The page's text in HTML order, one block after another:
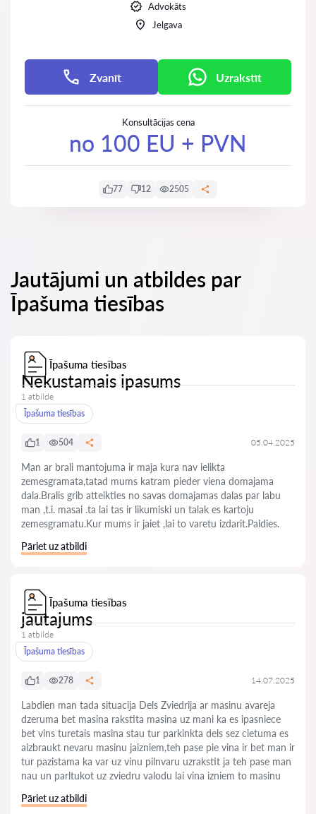
Advokāts
Jelgava
Zvanīt Uzrakstīt
Konsultācijas cena
no 100 EU + PVN
77 12 2505
Jautājumi un atbildes par
Īpašuma tiesības
Īpašuma tiesības
Nekustamais ipasums
1 atbilde
Īpašuma tiesības
1 504 05.04.2025
Man ar brali mantojuma ir maja kura nav ielikta
zemesgramata,tatad mums katram pieder viena domajama
dala.Bralis grib atteikties no savas domajamas dalas par labu
man ,t.i. masai .ta lai tas ir likumiski un talak es kartoju
zemesgramatu.Kur mums ir jaiet ,lai to varetu izdarit.Paldies.
Pāriet uz atbildi
Īpašuma tiesības
jautajums
1 atbilde
Īpašuma tiesības
1 278 14.07.2025
Labdien man tada situacija Dels Zviedrija ar masinu avareja
dzeruma bet masina rakstita masina uz mani ka es ipasniece
bet vins turetais masina stau tur parkinkta dels sez cietuma es
aizbraukt nevaru masinu jaizniem,teh pase pie vina ir bet man ir
tur pazistama ka var uz vinu pilnvaru uzrakstit ja teh pase man
nau un parltukot uz zviedru valodu lai vina izniem to masinu
Pāriet uz atbildi